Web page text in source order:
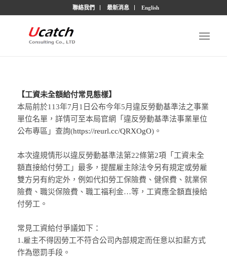
聯絡我們 最新消息 English
【工資未全額給付常見態樣】
本局前於113年7月1日公布今年5月違反勞動基準法之事業
單位名單，詳情可至本局官網「違反勞動基準法事業單位
公布專區」查詢(https://reurl.cc/QRXOgO)。
本次違規情形以違反勞動基準法第22條第2項「工資未全
額直接給付勞工」最多，提醒雇主除法令另有規定或勞雇
雙方另有約定外，例如代扣勞工保險費、健保費、就業保
險費、職災保險費、職工福利金…等，工資應全額直接給
付勞工。
常見工資給付爭議如下：
1.雇主不得因勞工不符合公司內部規定而任意以扣薪方式
作為懲罰手段。